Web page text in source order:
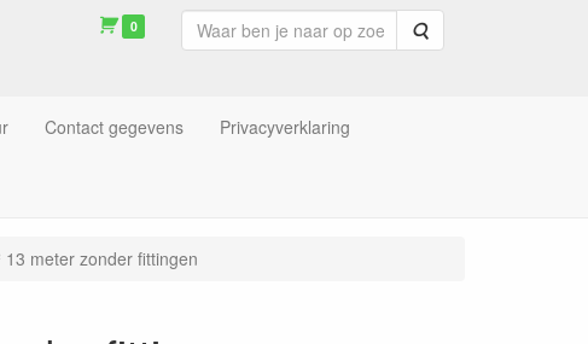
0 Zoeken
Contact gegevens Privacyverklaring
13 meter zonder fittingen